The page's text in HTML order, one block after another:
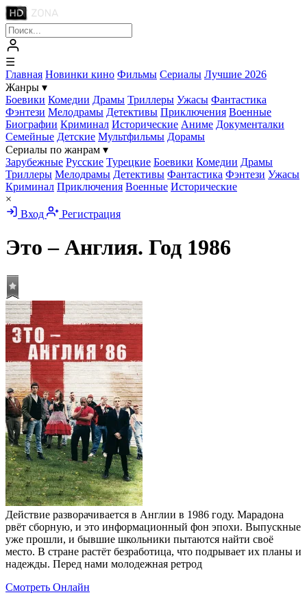
☰
Главная Новинки кино Фильмы Сериалы Лучшие 2026
Жанры ▾
Боевики Комедии Драмы Триллеры Ужасы Фантастика
Фэнтези Мелодрамы Детективы Приключения Военные
Биографии Криминал Исторические Аниме Документалки
Семейные Детские Мультфильмы Дорамы
Сериалы по жанрам ▾
Зарубежные Русские Турецкие Боевики Комедии Драмы
Триллеры Мелодрамы Детективы Фантастика Фэнтези Ужасы
Криминал Приключения Военные Исторические
×
Вход
Регистрация
Это – Англия. Год 1986
Действие разворачивается в Англии в 1986 году. Марадона
рвёт сборную, и это информационный фон эпохи. Выпускные
уже прошли, и бывшие школьники пытаются найти своё
место. В стране растёт безработица, что подрывает их планы и
надежды. Перед нами молодежная ретрод
Смотреть Онлайн